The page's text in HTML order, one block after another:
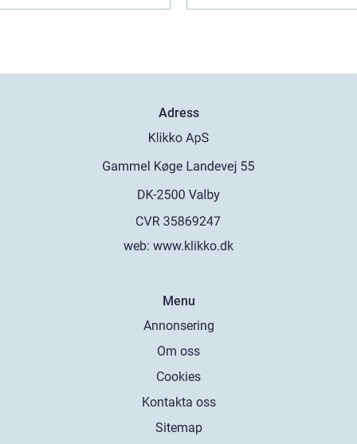
Adress
web: www.klikko.dk
Menu
Annonsering
Om oss
Cookies
Kontakta oss
Sitemap